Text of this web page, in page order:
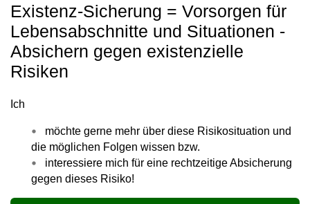
Existenz-Sicherung = Vorsorgen für
Lebensabschnitte und Situationen -
Absichern gegen existenzielle
Risiken
Ich
möchte gerne mehr über diese Risikosituation und
die möglichen Folgen wissen bzw.
interessiere mich für eine rechtzeitige Absicherung
gegen dieses Risiko!